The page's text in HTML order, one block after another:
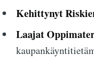
Kehittynyt
Laajat